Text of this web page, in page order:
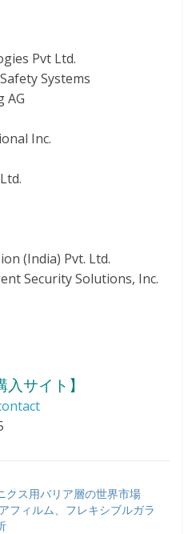
Pvt Ltd.
Systems
AG
Inc.
(India) Pvt. Ltd.
Security Solutions, Inc.
入サイト】
クス用バリア層の世界市場
フィルム、フレキシブルガラ